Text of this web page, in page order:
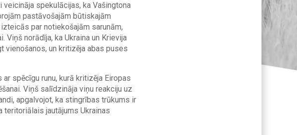
spekulācijas, ka Vašingtona
pastāvošajām būtiskajām
par notiekošajām sarunām,
Viņš norādīja, ka Ukraina un Krievija
vienošanos, un kritizēja abas puses
spēcīgu runu, kurā kritizēja Eiropas
Viņš salīdzināja viņu reakciju uz
apgalvojot, ka stingrības trūkums ir
teritoriālais jautājums Ukrainas